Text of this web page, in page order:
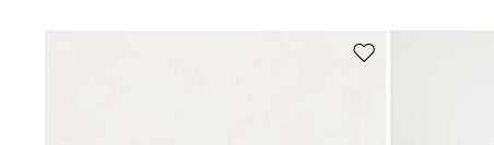
Sposta nella wishlist